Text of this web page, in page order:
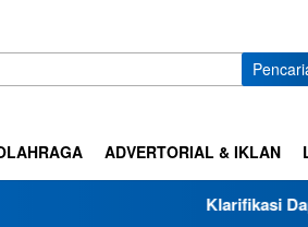
ADVERTORIAL & IKLAN
Klarifikasi Dapur SPPG